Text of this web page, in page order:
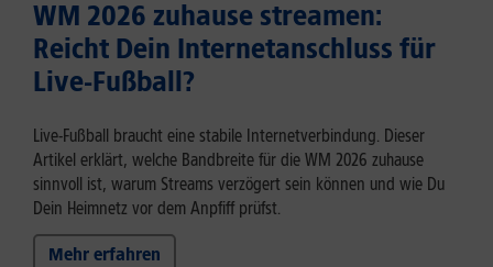
WM 2026 zuhause streamen:
Reicht Dein Internetanschluss für
Live-Fußball?
Live-Fußball braucht eine stabile Internetverbindung. Dieser
Artikel erklärt, welche Bandbreite für die WM 2026 zuhause
sinnvoll ist, warum Streams verzögert sein können und wie Du
Dein Heimnetz vor dem Anpfiff prüfst.
Mehr erfahren